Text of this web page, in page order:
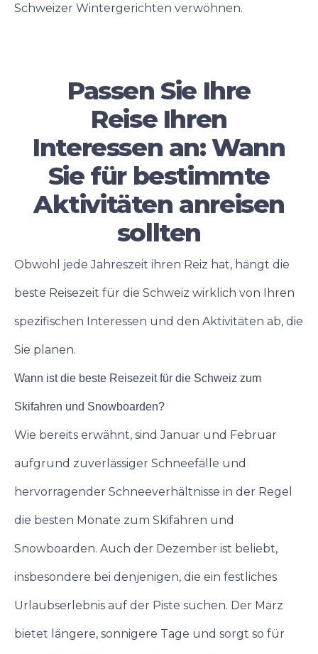
Schweizer Wintergerichten verwöhnen.
Passen Sie Ihre
Reise Ihren
Interessen an: Wann
Sie für bestimmte
Aktivitäten anreisen
sollten
Obwohl jede Jahreszeit ihren Reiz hat, hängt die
beste Reisezeit für die Schweiz wirklich von Ihren
spezifischen Interessen und den Aktivitäten ab, die
Sie planen.
Wann ist die beste Reisezeit für die Schweiz zum
Skifahren und Snowboarden?
Wie bereits erwähnt, sind Januar und Februar
aufgrund zuverlässiger Schneefälle und
hervorragender Schneeverhältnisse in der Regel
die besten Monate zum Skifahren und
Snowboarden. Auch der Dezember ist beliebt,
insbesondere bei denjenigen, die ein festliches
Urlaubserlebnis auf der Piste suchen. Der März
bietet längere, sonnigere Tage und sorgt so für